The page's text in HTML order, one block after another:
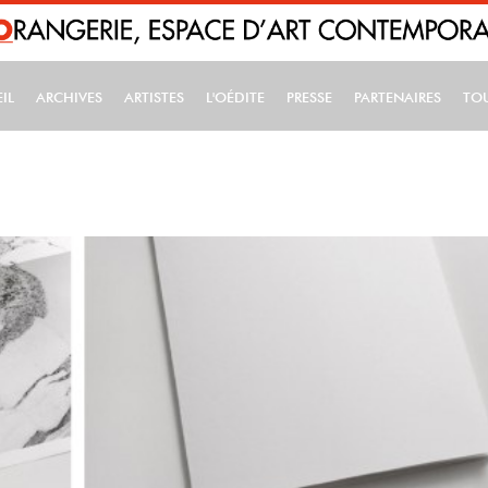
NAVIGATION
ARCHIVES ARTISTES L'OÉDITE PRESSE PARTENAIRES